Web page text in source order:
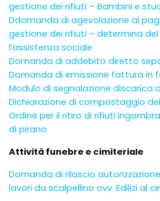
gestione dei rifiuti – Bambini e
Ddomanda di agevolazione al
gestione dei rifiuti – determina
l’assistenza sociale
Domanda di addebito diretto
Domanda di emissione fattura in
Modulo di segnalazione discarica
Dichiarazione di compostaggio
Ordine per il ritiro di rifiuti
di pirano
Attività funebre e cimiteriale
Domanda di rilascio
lavori da scalpellino ovv. Edilizi al